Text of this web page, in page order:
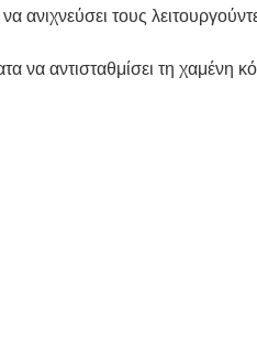
τους
να αντισταθμίσει τη χαμένη